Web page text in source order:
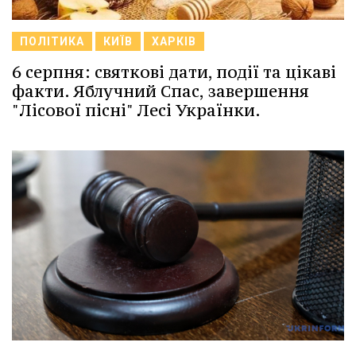
ПОЛІТИКА КИЇВ ХАРКІВ
6 серпня: святкові дати, події та цікаві
факти. Яблучний Спас, завершення
"Лісової пісні" Лесі Українки.